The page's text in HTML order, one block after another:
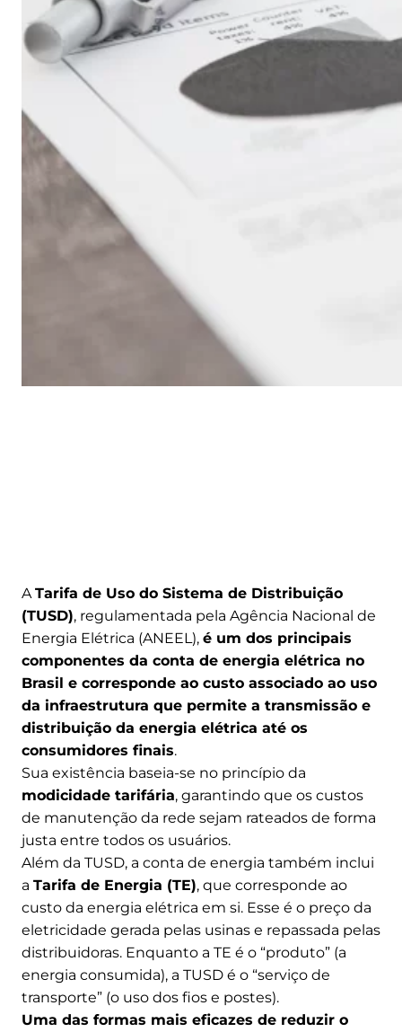
A Tarifa de Uso do Sistema de Distribuição
(TUSD), regulamentada pela Agência Nacional de
Energia Elétrica (ANEEL), é um dos principais
componentes da conta de energia elétrica no
Brasil e corresponde ao custo associado ao uso
da infraestrutura que permite a transmissão e
distribuição da energia elétrica até os
consumidores finais.
Sua existência baseia-se no princípio da
modicidade tarifária, garantindo que os custos
de manutenção da rede sejam rateados de forma
justa entre todos os usuários.
Além da TUSD, a conta de energia também inclui
a Tarifa de Energia (TE), que corresponde ao
custo da energia elétrica em si. Esse é o preço da
eletricidade gerada pelas usinas e repassada pelas
distribuidoras. Enquanto a TE é o “produto” (a
energia consumida), a TUSD é o “serviço de
transporte” (o uso dos fios e postes).
Uma das formas mais eficazes de reduzir o